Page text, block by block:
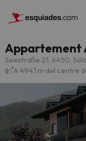
Appartement
Seestraße 21, 6450,
A 494.1 m del centre